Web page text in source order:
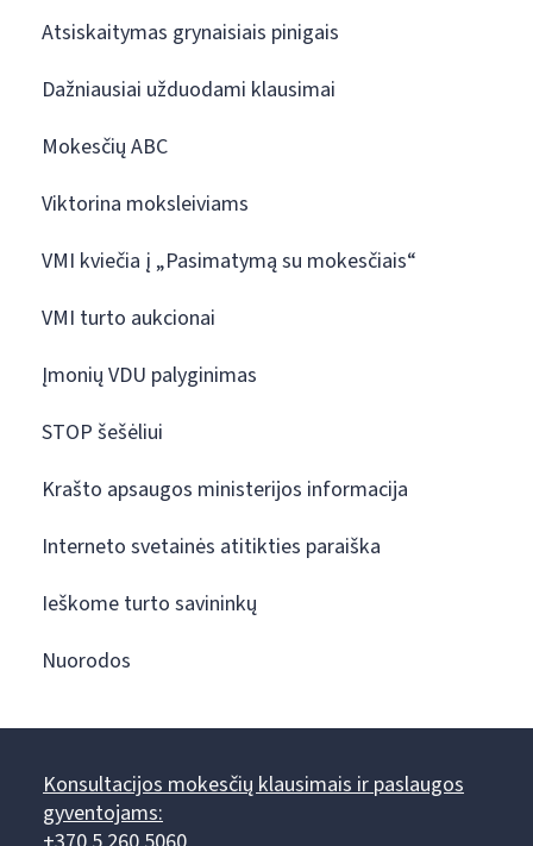
Atsiskaitymas grynaisiais pinigais
Dažniausiai užduodami klausimai
Mokesčių ABC
Viktorina moksleiviams
VMI kviečia į „Pasimatymą su mokesčiais“
VMI turto aukcionai
Įmonių VDU palyginimas
STOP šešėliui
Krašto apsaugos ministerijos informacija
Interneto svetainės atitikties paraiška
Ieškome turto savininkų
Nuorodos
Konsultacijos mokesčių klausimais ir paslaugos
gyventojams: